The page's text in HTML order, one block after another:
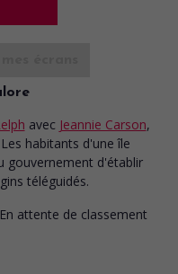
avec Jeannie Carson,
habitants d'une île
gouvernement d'établir
téléguidés.